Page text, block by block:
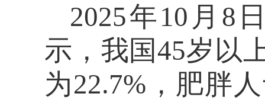
2025年10月8
示，我国45岁以
为22.7%，肥胖